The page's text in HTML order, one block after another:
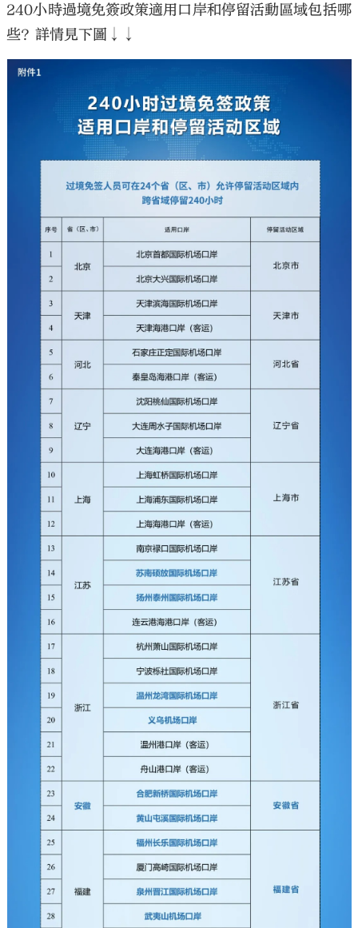
240小時過境免簽政策適用口岸和停留活動區域包括哪
些？詳情見下圖↓↓